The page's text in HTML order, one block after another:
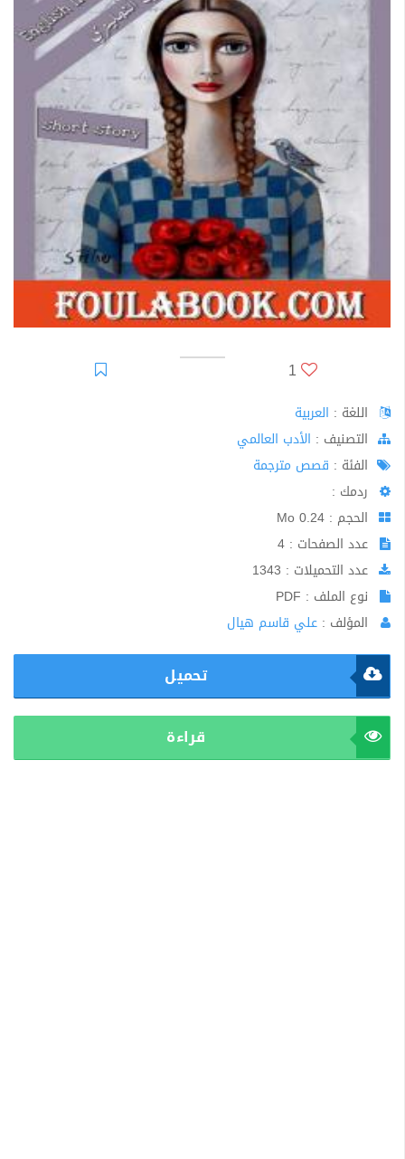
1
اللغة : العربية
اﻟﺘﺼﻨﻴﻒ : الأدب العالمي
الفئة : قصص مترجمة
ردمك :
الحجم : 0.24 Mo
عدد الصفحات : 4
عدد التحميلات : 1343
نوع الملف : PDF
المؤلف : علي قاسم هيال
تحميل
قراءة